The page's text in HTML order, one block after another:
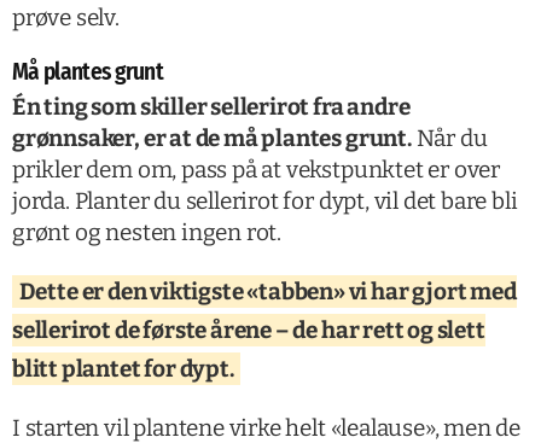
prøve selv.
Må plantes grunt
Én ting som skiller sellerirot fra andre
grønnsaker, er at de må plantes grunt.Når du
prikler dem om, pass på at vekstpunktet er over
jorda. Planter du sellerirot for dypt, vil det bare bli
grønt og nesten ingen rot.
Dette er den viktigste «tabben» vi har gjort med
sellerirot de første årene – de har rett og slett
blitt plantet for dypt.
I starten vil plantene virke helt «lealause», men de